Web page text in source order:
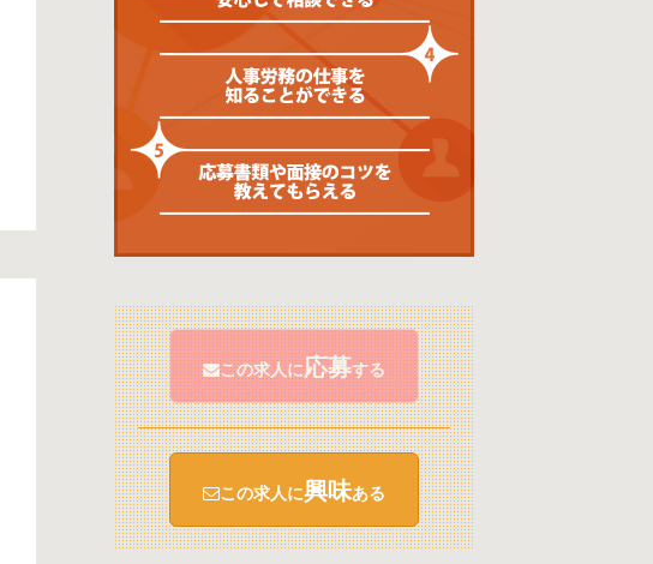
この求人に応募する
この求人に興味ある